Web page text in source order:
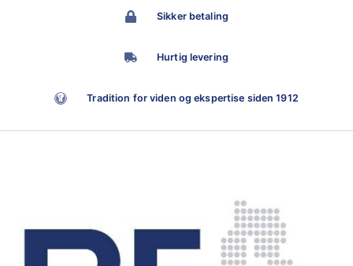
Sikker betaling
Hurtig levering
Tradition for viden og ekspertise siden 1912